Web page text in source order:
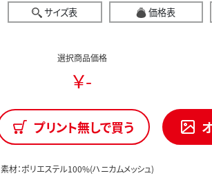
サイズ表 価格表
選択商品価格
￥-
プリント無しで買う
素材：ポリエステル100%(ハニカムメッシュ)